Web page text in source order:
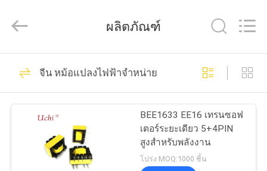
บ้าน
สินค้า
Uchi
Electronics
Rights
Varistor ออกไซด์
ของโลหะ
91
ผลิตภัณฑ์
จีน หม้อแปลงไฟฟ้าจำหน่าย
BEE1633 EE16 เทรนซอฟ
เตอร์ระยะเดียว 5+4PIN
สูงสําหรับพลังงาน
โปร่ง MOQ:1000 ชิ้น